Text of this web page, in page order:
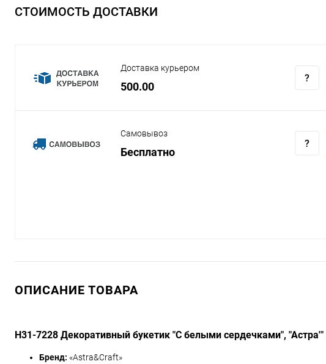
СТОИМОСТЬ ДОСТАВКИ
Доставка курьером
500.00
Самовывоз
Бесплатно
ОПИСАНИЕ ТОВАРА
H31-7228 Декоративный букетик "С белыми сердечками", "Астра'"
Бренд: «Astra&Craft»